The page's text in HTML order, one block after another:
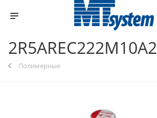
2R5AREC222M10A2
Полимерные